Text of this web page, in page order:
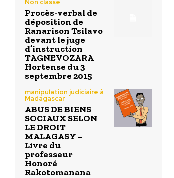
Non classé
Procès-verbal de
déposition de
Ranarison Tsilavo
devant le juge
d’instruction
TAGNEVOZARA
Hortense du 3
septembre 2015
manipulation judiciaire à
Madagascar
ABUS DE BIENS
SOCIAUX SELON
LE DROIT
MALAGASY –
Livre du
professeur
Honoré
Rakotomanana